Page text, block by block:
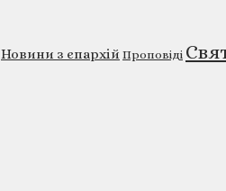
Новини з єпархій Проповіді